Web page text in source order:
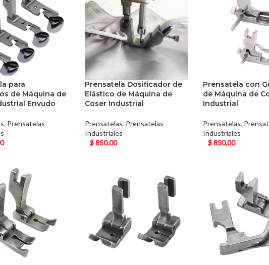
para
de Máquina de
Envudo
, Prensatelas
Prensatela Dosificador de
Elástico de Máquina de
Coser Industrial
Prensatelas, Prensatelas
Industriales
$850,00
Prensatela con
de Máquina de
Industrial
Prensatelas,
Industriales
$850,00